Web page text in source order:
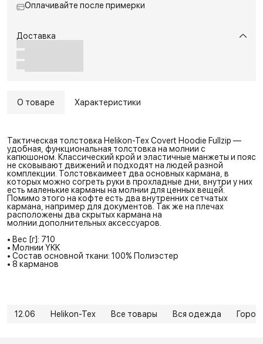
Оплачивайте после примерки
Доставка
О товаре Характеристики
Тактическая толстовка Helikon-Tex Covert Hoodie Fullzip —
удобная, функциональная толстовка на молнии с
капюшоном. Классический крой и эластичные манжеты и пояс
не сковывают движений и подходят на людей разной
комплекции. Толстовкаимеет два основных кармана, в
которых можно согреть руки в прохладные дни, внутри у них
есть маленькие карманы на молнии для ценных вещей.
Помимо этого на кофте есть два внутренних сетчатых
кармана, например для документов. Так же на плечах
расположены два скрытых кармана на
молнии.дополнительных аксессуаров.
• Вес [г]: 710
• Молнии YKK
• Состав основной ткани: 100% Полиэстер
• 8 карманов
12.06 Helikon-Tex Все товары Вся одежда Город